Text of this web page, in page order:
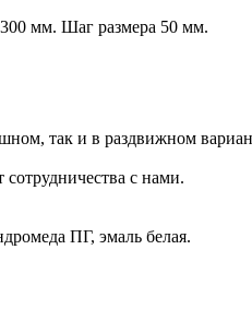
мм. Шаг размера 50 мм.
так и в раздвижном
с нами.
ПГ, эмаль белая.